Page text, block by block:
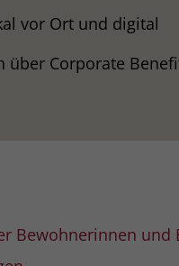
vor Ort und digital
über Corporate
Bewohnerinnen und
gesetzt, wenn ein User
Website gelangt. Es